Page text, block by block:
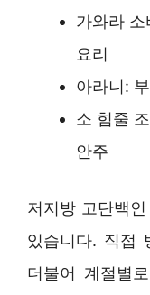
가와라
요리
아라니:
소 힘줄
안주
저지방 고단백
있습니다. 직접
더불어 계절별